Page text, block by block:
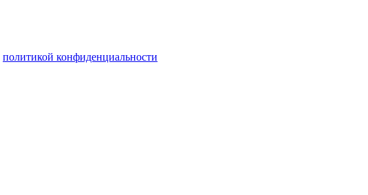
политикой конфиденциальности